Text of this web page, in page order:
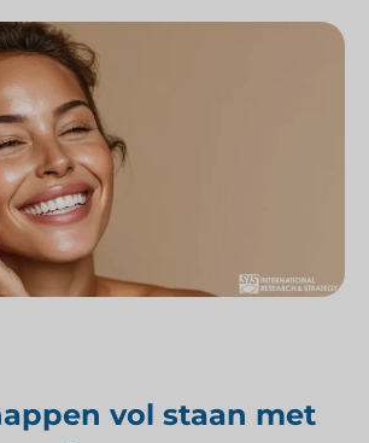
vol staan met